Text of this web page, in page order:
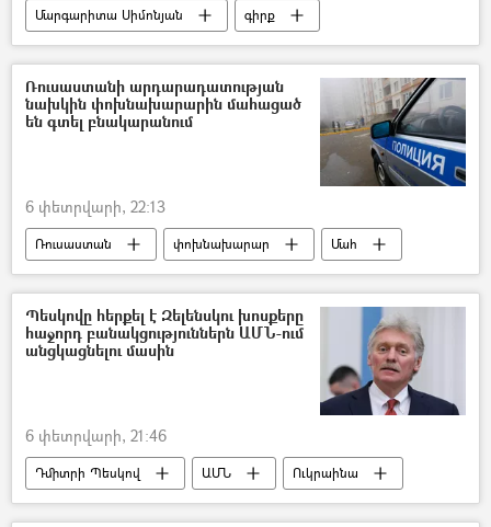
Մարգարիտա Սիմոնյան
գիրք
մրցանակաբաշխություն
մրցանակ
Ռուսաստանի արդարադատության
նախկին փոխնախարարին մահացած
են գտել բնակարանում
6 փետրվարի, 22:13
Ռուսաստան փոխնախարար Մահ
Պեսկովը հերքել է Զելենսկու խոսքերը
հաջորդ բանակցություններն ԱՄՆ-ում
անցկացնելու մասին
6 փետրվարի, 21:46
Դմիտրի Պեսկով ԱՄՆ
Ուկրաինա
Ռուսաստան
բանակցություններ